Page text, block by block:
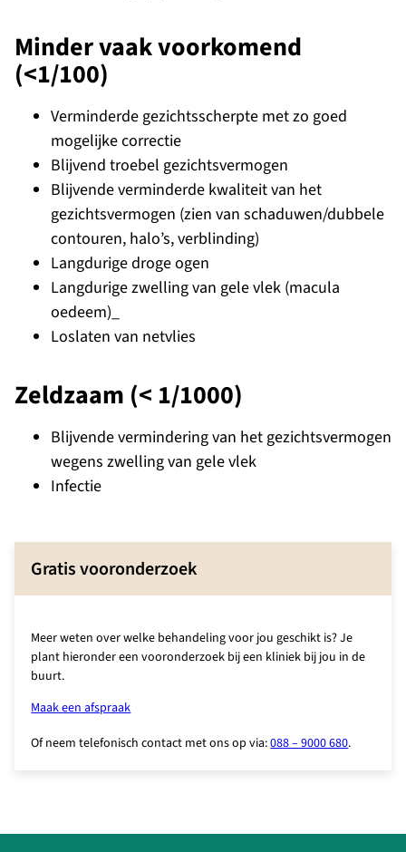
Minder vaak voorkomend
(<1/100)
Verminderde gezichtsscherpte met zo goed
mogelijke correctie
Blijvend troebel gezichtsvermogen
Blijvende verminderde kwaliteit van het
gezichtsvermogen (zien van schaduwen/dubbele
contouren, halo’s, verblinding)
Langdurige droge ogen
Langdurige zwelling van gele vlek (macula
oedeem)_
Loslaten van netvlies
Zeldzaam (< 1/1000)
Blijvende vermindering van het gezichtsvermogen
wegens zwelling van gele vlek
Infectie
Gratis vooronderzoek
Meer weten over welke behandeling voor jou geschikt is? Je
plant hieronder een vooronderzoek bij een kliniek bij jou in de
buurt.
Maak een afspraak
Of neem telefonisch contact met ons op via:088 – 9000 680.